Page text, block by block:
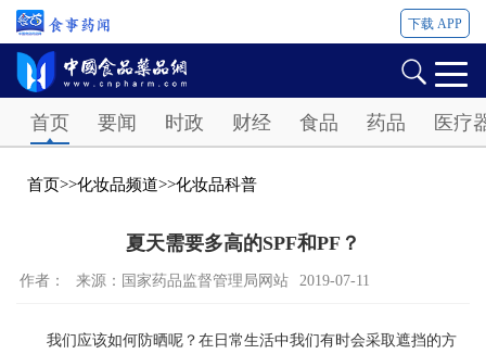
下载 APP
首页 要闻 时政 财经 食品 药品 医疗
首页>>化妆品频道>>化妆品科普
夏天需要多高的SPF和PF？
作者： 来源：国家药品监督管理局网站 2019-07-11
我们应该如何防晒呢？在日常生活中我们有时会采取遮挡的方